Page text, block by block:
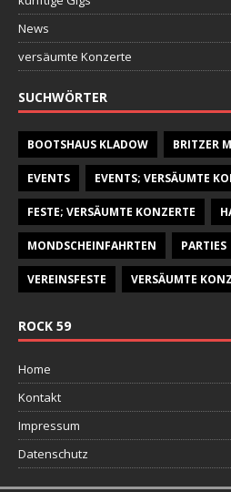
News
versäumte Konzerte
SUCHWÖRTER
BOOTSHAUS KLADOW BRITZER
EVENTS EVENTS; VERSÄUMTE
FESTE; VERSÄUMTE KONZERTE
MONDSCHEINFAHRTEN PARTIES
VEREINSFESTE VERSÄUMTE
ROCK 59
Home
Kontakt
Impressum
Datenschutz